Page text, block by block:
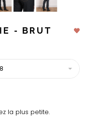
- BRUT
la plus petite.